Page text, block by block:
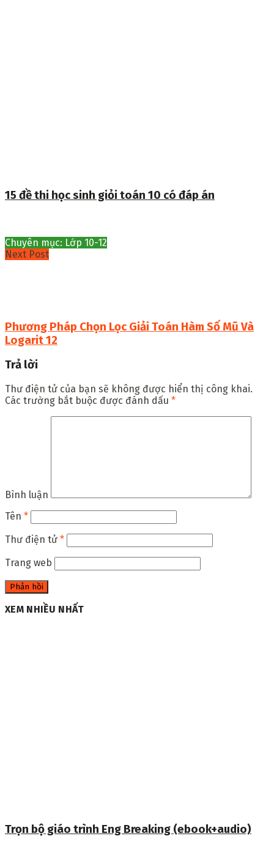
15 đề thi học sinh giỏi toán 10 có đáp án
Chuyên mục: Lớp 10-12
Next Post
Phương Pháp Chọn Lọc Giải Toán Hàm Số Mũ Và
Logarit 12
Trả lời
Thư điện tử của bạn sẽ không được hiển thị công khai.
Các trường bắt buộc được đánh dấu *
Bình luận
Tên *
Thư điện tử *
Trang web
XEM NHIỀU NHẤT
Trọn bộ giáo trình Eng Breaking (ebook+audio)